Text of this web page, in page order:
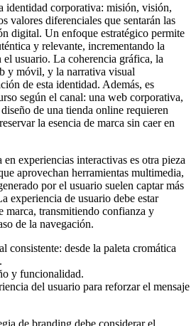
identidad corporativa: misión, visión,
valores diferenciales que sentarán las
digital. Un enfoque estratégico permite
y relevante, incrementando la
usuario. La coherencia gráfica, la
y móvil, y la narrativa visual
de esta identidad. Además, es
según el canal: una web corporativa,
de una tienda online requieren
la esencia de marca sin caer en
experiencias interactivas es otra pieza
aprovechan herramientas multimedia,
por el usuario suelen captar más
experiencia de usuario debe estar
marca, transmitiendo confianza y
de la navegación.
consistente: desde la paleta cromática
y funcionalidad.
del usuario para reforzar el mensaje
de branding debe considerar el